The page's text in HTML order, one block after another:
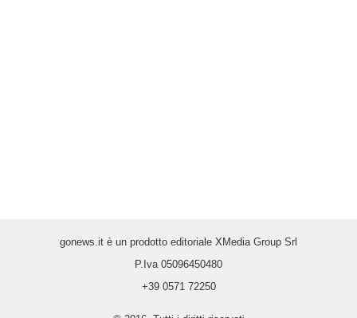
gonews.it è un prodotto editoriale XMedia Group Srl
P.Iva 05096450480
+39 0571 72250